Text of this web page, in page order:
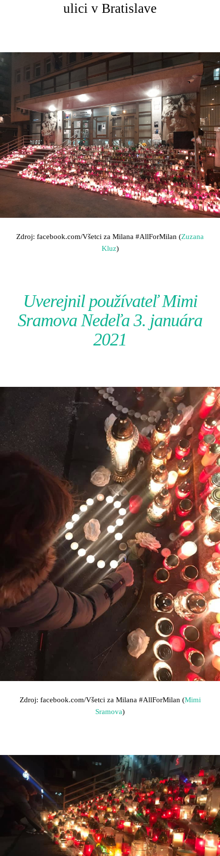
ulici v Bratislave
Zdroj: facebook.com/Všetci za Milana #AllForMilan (Zuzana
Kluz)
Uverejnil používateľMimi
Sramova Nedeľa 3. januára
2021
Zdroj: facebook.com/Všetci za Milana #AllForMilan (Mimi
Sramova)